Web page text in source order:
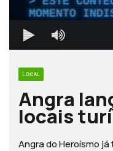
MOMENTO
LOCAL
Angra
locais
Angra do Heroísmo